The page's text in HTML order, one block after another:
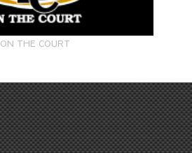
ON THE COURT